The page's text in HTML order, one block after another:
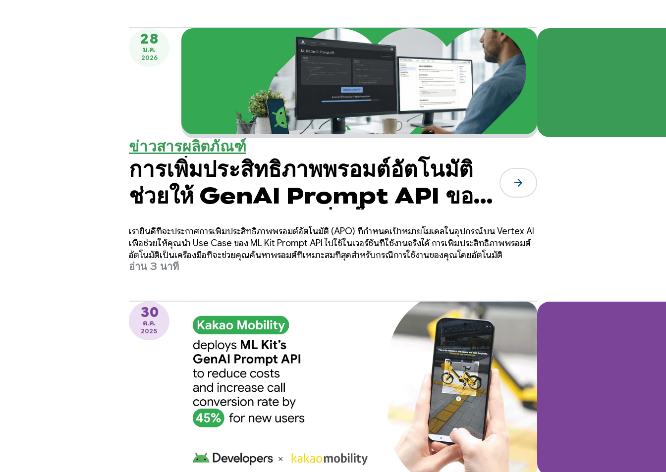
28
ม.ค.
2026
ข่าวสารผลิตภัณฑ์
การเพิ่มประสิทธิภาพพรอมต์อัตโนมัติ
ช่วยให้ GenAI Prompt API ของ
ML Kit มีคุณภาพเพิ่มขึ้นได้อย่างไร
arrow_forward
เรายินดีที่จะประกาศการเพิ่มประสิทธิภาพพรอมต์อัตโนมัติ (APO) ที่กำหนดเป้าหมายโมเดลในอุปกรณ์บน Vertex AI
เพื่อช่วยให้คุณนำ Use Case ของ ML Kit Prompt API ไปใช้ในเวอร์ชันที่ใช้งานจริงได้ การเพิ่มประสิทธิภาพพรอมต์
อัตโนมัติเป็นเครื่องมือที่จะช่วยคุณค้นหาพรอมต์ที่เหมาะสมที่สุดสำหรับกรณีการใช้งานของคุณโดยอัตโนมัติ
อ่าน 3 นาที
30
ต.ค.
2025